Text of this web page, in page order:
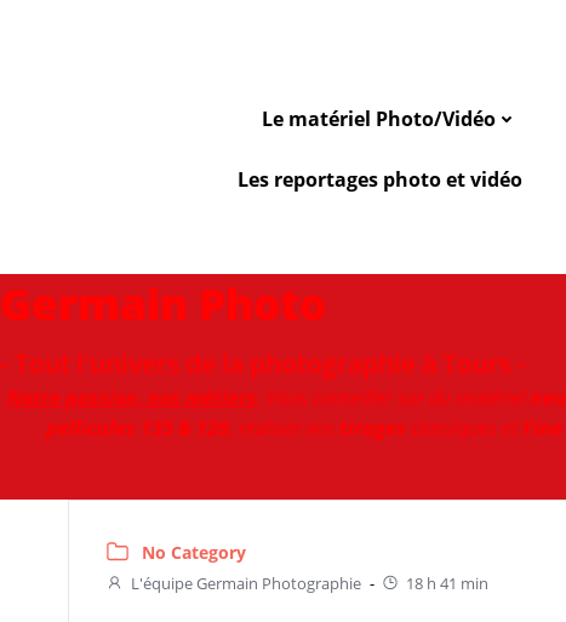
Le matériel Photo/Vidéo
Les reportages photo et vidéo
Germain Photo
- Tout l'univers de la photographie à Tours -
Notre passion, nos métiers: Vous conseiller sur du matériel
pellicules 135 & 120, réaliser vos tirages classiques et
No Category
L'équipe Germain Photographie - 18 h 41 min